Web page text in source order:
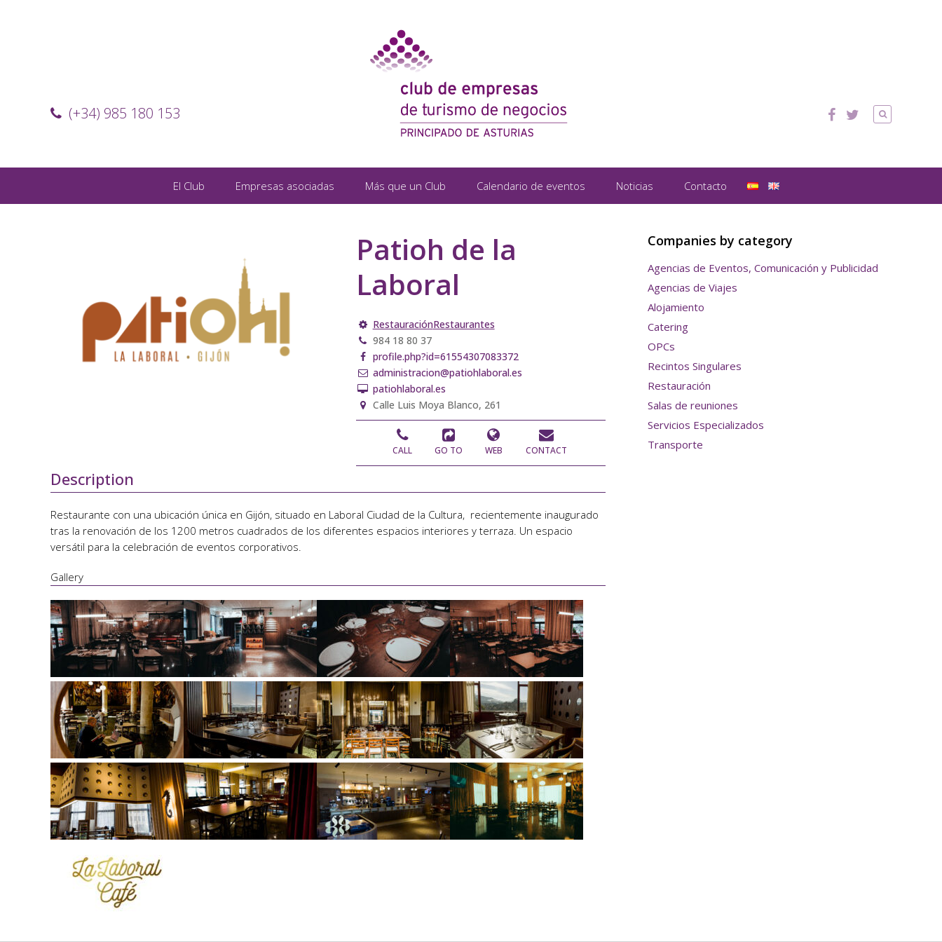
(+34) 985 180 153
El Club Empresas asociadas Más que un Club Calendario de eventos Noticias Contacto
Patioh de la
Laboral
RestauraciónRestaurantes
984 18 80 37
profile.php?id=61554307083372
administracion@patiohlaboral.es
patiohlaboral.es
Calle Luis Moya Blanco, 261
CALL GO TO WEB CONTACT
Description
Restaurante con una ubicación única en Gijón, situado en Laboral Ciudad de la Cultura, recientemente inaugurado
tras la renovación de los 1200 metros cuadrados de los diferentes espacios interiores y terraza. Un espacio
versátil para la celebración de eventos corporativos.
Gallery
Companies by category
Agencias de Eventos, Comunicación y Publicidad
Agencias de Viajes
Alojamiento
Catering
OPCs
Recintos Singulares
Restauración
Salas de reuniones
Servicios Especializados
Transporte